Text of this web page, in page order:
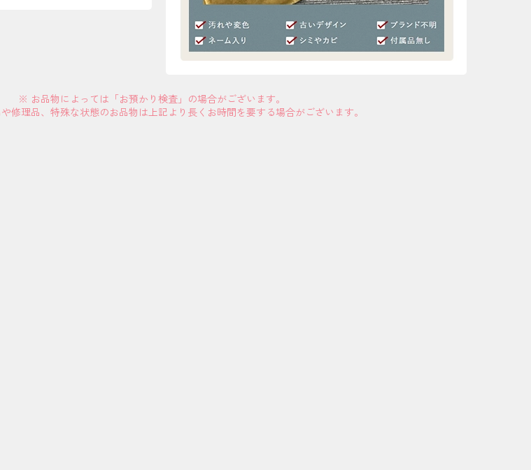
※ お品物によっては「お預かり検査」の場合がございます。
修理品、特殊な状態のお品物は上記より長くお時間を要する場合がございます。